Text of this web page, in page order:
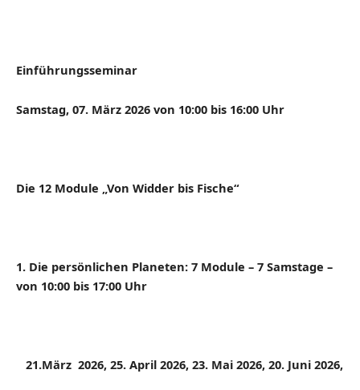
Einführungsseminar
Samstag, 07. März 2026 von 10:00 bis 16:00 Uhr
Die 12 Module „Von Widder bis Fische“
1. Die persönlichen Planeten: 7 Module – 7 Samstage –
von 10:00 bis 17:00 Uhr
21.März 2026, 25. April 2026, 23. Mai 2026, 20. Juni 2026,